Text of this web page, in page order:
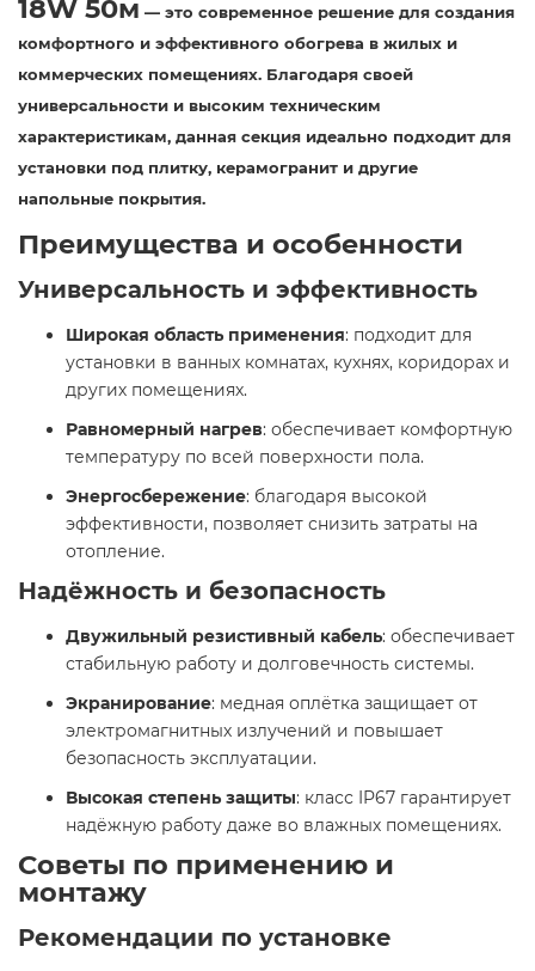
18W 50м — это современное решение для создания
комфортного и эффективного обогрева в жилых и
коммерческих помещениях. Благодаря своей
универсальности и высоким техническим
характеристикам, данная секция идеально подходит для
установки под плитку, керамогранит и другие
напольные покрытия.​
Преимущества и особенности
Универсальность и эффективность
Широкая область применения: подходит для
установки в ванных комнатах, кухнях, коридорах и
других помещениях.​
Равномерный нагрев: обеспечивает комфортную
температуру по всей поверхности пола.​
Энергосбережение: благодаря высокой
эффективности, позволяет снизить затраты на
отопление.​
Надёжность и безопасность
Двужильный резистивный кабель: обеспечивает
стабильную работу и долговечность системы.​
Экранирование: медная оплётка защищает от
электромагнитных излучений и повышает
безопасность эксплуатации.​
Высокая степень защиты: класс IP67 гарантирует
надёжную работу даже во влажных помещениях.​
Советы по применению и
монтажу
Рекомендации по установке